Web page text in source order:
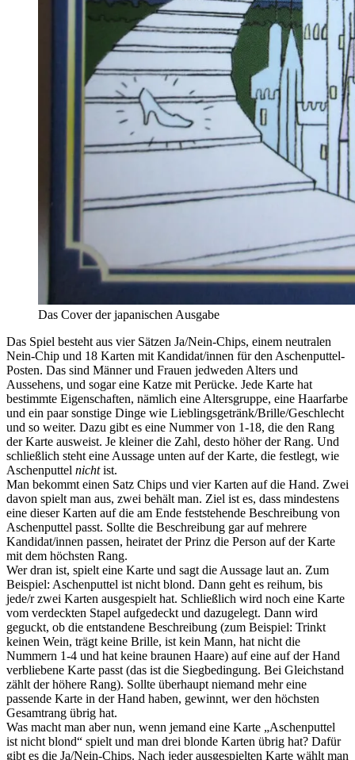
Das Cover der japanischen Ausgabe
Das Spiel besteht aus vier Sätzen Ja/Nein-Chips, einem neutralen
Nein-Chip und 18 Karten mit Kandidat/innen für den Aschenputtel-
Posten. Das sind Männer und Frauen jedweden Alters und
Aussehens, und sogar eine Katze mit Perücke. Jede Karte hat
bestimmte Eigenschaften, nämlich eine Altersgruppe, eine Haarfarbe
und ein paar sonstige Dinge wie Lieblingsgetränk/Brille/Geschlecht
und so weiter. Dazu gibt es eine Nummer von 1-18, die den Rang
der Karte ausweist. Je kleiner die Zahl, desto höher der Rang. Und
schließlich steht eine Aussage unten auf der Karte, die festlegt, wie
Aschenputtel nichtist.
Man bekommt einen Satz Chips und vier Karten auf die Hand. Zwei
davon spielt man aus, zwei behält man. Ziel ist es, dass mindestens
eine dieser Karten auf die am Ende feststehende Beschreibung von
Aschenputtel passt. Sollte die Beschreibung gar auf mehrere
Kandidat/innen passen, heiratet der Prinz die Person auf der Karte
mit dem höchsten Rang.
Wer dran ist, spielt eine Karte und sagt die Aussage laut an. Zum
Beispiel: Aschenputtel ist nicht blond. Dann geht es reihum, bis
jede/r zwei Karten ausgespielt hat. Schließlich wird noch eine Karte
vom verdeckten Stapel aufgedeckt und dazugelegt. Dann wird
geguckt, ob die entstandene Beschreibung (zum Beispiel: Trinkt
keinen Wein, trägt keine Brille, ist kein Mann, hat nicht die
Nummern 1-4 und hat keine braunen Haare) auf eine auf der Hand
verbliebene Karte passt (das ist die Siegbedingung. Bei Gleichstand
zählt der höhere Rang). Sollte überhaupt niemand mehr eine
passende Karte in der Hand haben, gewinnt, wer den höchsten
Gesamtrang übrig hat.
Was macht man aber nun, wenn jemand eine Karte „Aschenputtel
ist nicht blond“ spielt und man drei blonde Karten übrig hat? Dafür
gibt es die Ja/Nein-Chips. Nach jeder ausgespielten Karte wählt man